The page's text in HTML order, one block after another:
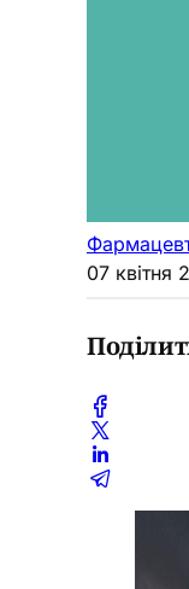
07 квітня